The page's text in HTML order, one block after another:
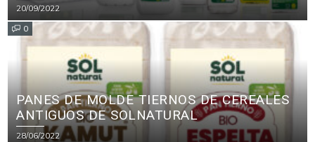
PRINCIPALES CERTIFICADOS ECOLÓGICOS
PARA PRODUCTOS DE LIMPIEZA
20/09/2022
0
PANES DE MOLDE TIERNOS DE CEREALES
ANTIGUOS DE SOLNATURAL
28/06/2022